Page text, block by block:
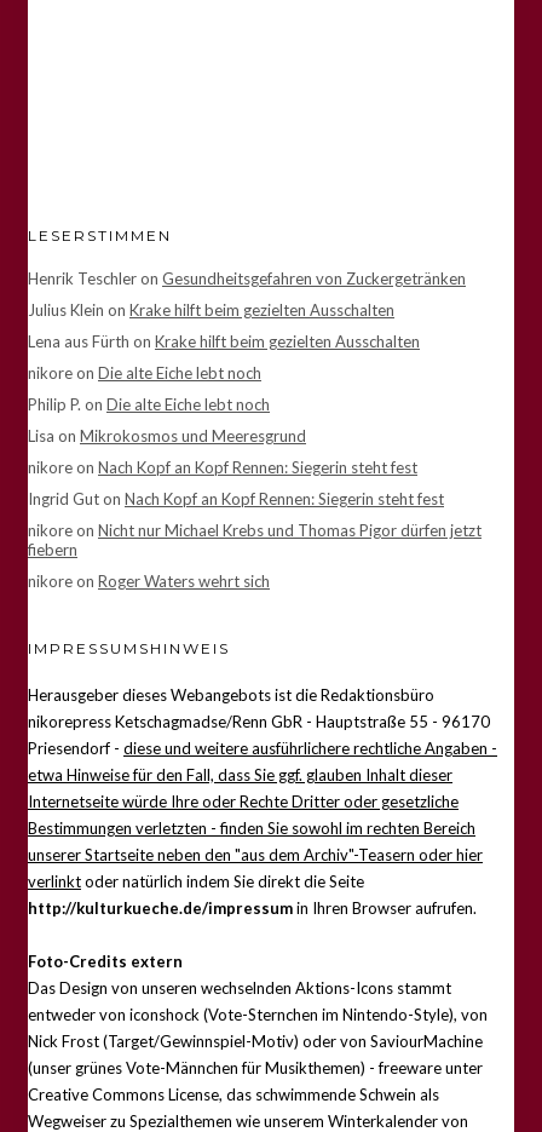
LESERSTIMMEN
Henrik Teschleron Gesundheitsgefahren von Zuckergetränken
Julius Klein on Krake hilft beim gezielten Ausschalten
Lena aus Fürth on Krake hilft beim gezielten Ausschalten
nikoreon Die alte Eiche lebt noch
Philip P. on Die alte Eiche lebt noch
Lisa on Mikrokosmos und Meeresgrund
nikoreon Nach Kopf an Kopf Rennen: Siegerin steht fest
Ingrid Guton Nach Kopf an Kopf Rennen: Siegerin steht fest
nikoreon Nicht nur Michael Krebs und Thomas Pigor dürfen jetzt
fiebern
nikoreon Roger Waters wehrt sich
IMPRESSUMSHINWEIS
Herausgeber dieses Webangebots ist die Redaktionsbüro
nikorepress Ketschagmadse/Renn GbR - Hauptstraße 55 - 96170
Priesendorf - diese und weitere ausführlichere rechtliche Angaben -
etwa Hinweise für den Fall, dass Sie ggf. glauben Inhalt dieser
Internetseite würde Ihre oder Rechte Dritter oder gesetzliche
Bestimmungen verletzten - finden Sie sowohl im rechten Bereich
unserer Startseite neben den "aus dem Archiv"-Teasern oder hier
verlinktoder natürlich indem Sie direkt die Seite
http://kulturkueche.de/impressumin Ihren Browser aufrufen.
Foto-Credits extern
Das Design von unseren wechselnden Aktions-Icons stammt
entweder von iconshock (Vote-Sternchen im Nintendo-Style), von
Nick Frost (Target/Gewinnspiel-Motiv) oder von SaviourMachine
(unser grünes Vote-Männchen für Musikthemen) - freeware unter
Creative Commons License, das schwimmende Schwein als
Wegweiser zu Spezialthemen wie unserem Winterkalender von